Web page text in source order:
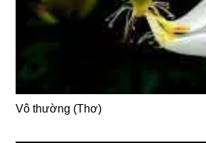
Vô thường (Thơ)